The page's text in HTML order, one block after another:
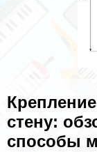
стену:
способы